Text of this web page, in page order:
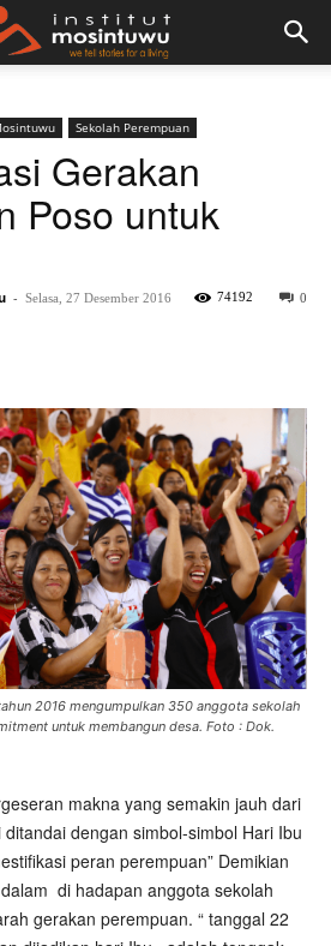
Sekolah Perempuan
Gerakan
Poso untuk
- Selasa, 27 Desember 2016 0
74192
2016 mengumpulkan 350 anggota sekolah
untuk membangun desa. Foto : Dok.
makna yang semakin jauh dari
dengan simbol-simbol Hari Ibu
peran perempuan” Demikian
di hadapan anggota sekolah
gerakan perempuan. “ tanggal 22